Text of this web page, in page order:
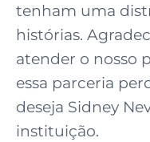
tenham uma
histórias.
atender o nosso
essa parceria
deseja Sidney
instituição.